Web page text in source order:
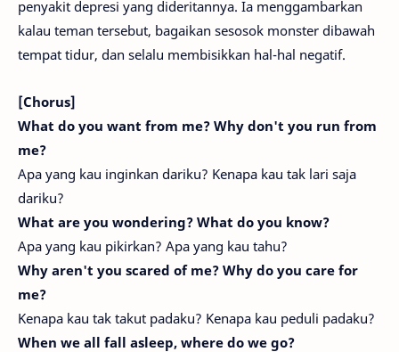
penyakit depresi yang dideritannya. Ia menggambarkan
kalau teman tersebut, bagaikan sesosok monster dibawah
tempat tidur, dan selalu membisikkan hal-hal negatif.
[Chorus]
What do you want from me? Why don't you run from
me?
Apa yang kau inginkan dariku? Kenapa kau tak lari saja
dariku?
What are you wondering? What do you know?
Apa yang kau pikirkan? Apa yang kau tahu?
Why aren't you scared of me? Why do you care for
me?
Kenapa kau tak takut padaku? Kenapa kau peduli padaku?
When we all fall asleep, where do we go?